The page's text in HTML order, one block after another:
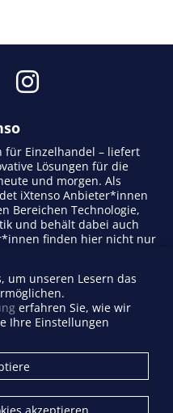
für Einzelhandel – liefert
Lösungen für die
und morgen. Als
iXtenso Anbieter*innen
Bereichen Technologie,
und behält dabei auch
finden hier nicht nur
Content fördert das
der Retail-Community.
Alltagstipps – iXtenso
zugänglich.
um unseren Lesern das
erfahren Sie, wie wir
Ihre Einstellungen